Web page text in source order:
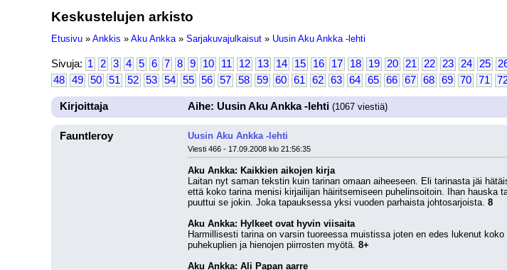
Keskustelujen arkisto
Etusivu » Ankkis » Aku Ankka » Sarjakuvajulkaisut » Uusin Aku Ankka -lehti
Sivuja: 1 2 3 4 5 6 7 8 9 10 11 12 13 14 15 16 17 18 19 20 21 22 23 24 25
48
49 50 51 52 53 54 55 56 57 58 59 60 61 62 63 64 65 66 67 68 69 70 71
Kirjoittaja Aihe: Uusin Aku Ankka -lehti (1067 viestiä)
Fauntleroy Uusin Aku Ankka -lehti
Viesti 466 - 17.09.2008 klo 21:56:35
Aku Ankka: Kaikkien aikojen kirja
Laitan nyt saman tekstin kuin tarinan omaan aiheeseen. Eli tarinasta jäi
että koko tarina menisi kirjailijan häiritsemiseen puhelinsoitoin. Ihan
puuttui se jokin. Joka tapauksessa yksi vuoden parhaista johtosarjoista. 8
Aku Ankka: Hylkeet ovat hyvin viisaita
Harmillisesti tarina on varsin tuoreessa muistissa joten en edes lukenut
puhekuplien ja hienojen piirrosten myötä. 8+
Aku Ankka: Ali Papan aarre